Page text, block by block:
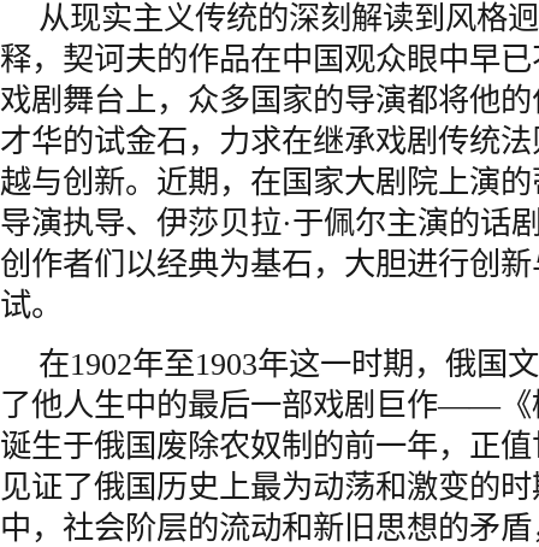
从现实主义传统的深刻解读到风格
释，契诃夫的作品在中国观众眼中早
戏剧舞台上，众多国家的导演都将他
才华的试金石，力求在继承戏剧传统
越与创新。近期，在国家大剧院上演
导演执导、伊莎贝拉·于佩尔主演的话
创作者们以经典为基石，大胆进行创
试。
在1902年至1903年这一时期，俄国
了他人生中的最后一部戏剧巨作——《
诞生于俄国废除农奴制的前一年，正
见证了俄国历史上最为动荡和激变的
中，社会阶层的流动和新旧思想的矛